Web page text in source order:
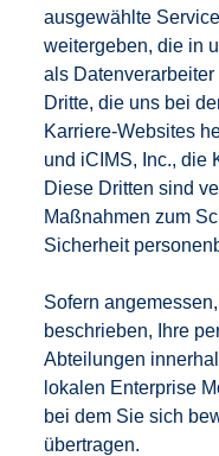
ausgewählte
weitergeben, die in
als
Dritte, die uns bei
Karriere-Websites
und iCIMS, Inc., die
Diese Dritten sind
Maßnahmen zum
Sicherheit
Sofern
beschrieben, Ihre
Abteilungen
lokalen Enterprise
bei dem Sie sich
übertragen.